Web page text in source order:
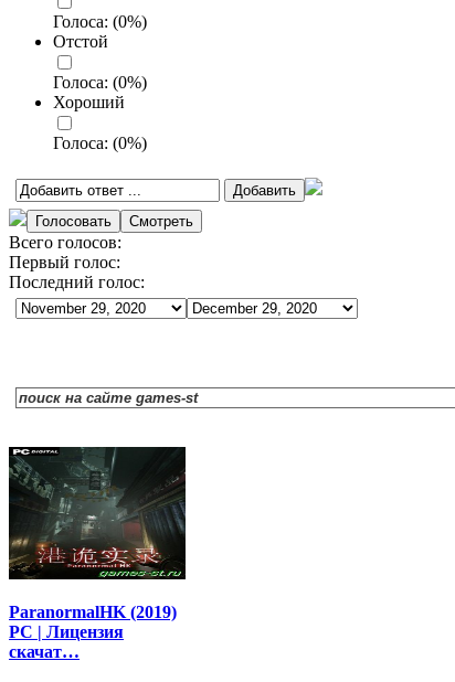
Голоса: (0%)
Отстой
Голоса: (0%)
Хороший
Голоса: (0%)
Всего голосов:
Первый голос:
Последний голос:
ParanormalHK (2019)
PC | Лицензия
скачат…